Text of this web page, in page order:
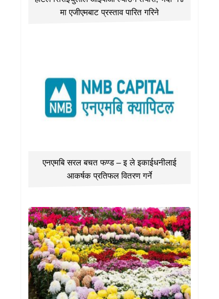
मा एजीएमबाट प्रस्ताव पारित गरिने
एनएमबि सरल बचत फण्ड – इ ले इकाईधनीलाई
आकर्षक प्रतिफल वितरण गर्ने